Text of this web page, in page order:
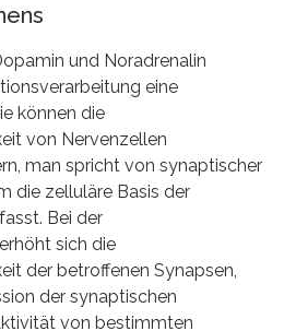
und Noradrenalin
eine
können die
von Nervenzellen
man spricht von synaptischer
die zelluläre Basis der
Bei der
sich die
der betroffenen Synapsen,
der synaptischen
von bestimmten